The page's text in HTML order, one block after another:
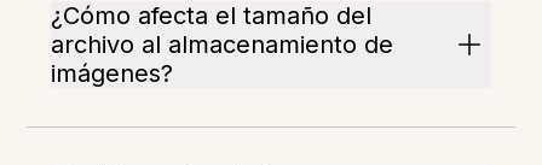
¿Cómo afecta el tamaño del
archivo al almacenamiento de
imágenes?